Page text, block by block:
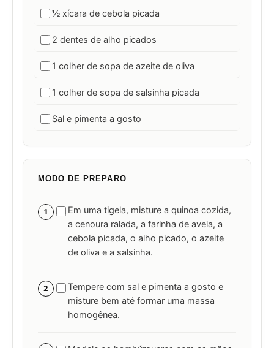
½ xícara de cebola picada
2 dentes de alho picados
1 colher de sopa de azeite de oliva
1 colher de sopa de salsinha picada
Sal e pimenta a gosto
MODO DE PREPARO
1
Em uma tigela, misture a quinoa cozida,
a cenoura ralada, a farinha de aveia, a
cebola picada, o alho picado, o azeite
de oliva e a salsinha.
2
Tempere com sal e pimenta a gosto e
misture bem até formar uma massa
homogênea.